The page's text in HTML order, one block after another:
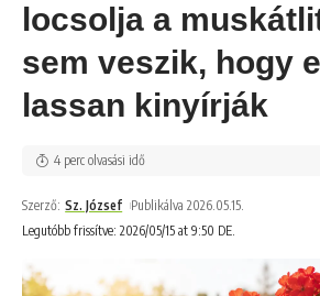
locsolja a
sem veszik, hogy
lassan kinyírják
Legutóbb frissítve: 2026/05/15 at 9:50 DE.
Szerző: Sz. József Publikálva 2026.05.15.
4 perc olvasási idő